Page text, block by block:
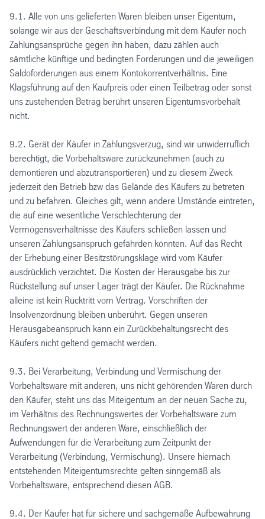
9.1. Alle von uns gelieferten Waren bleiben unser Eigentum,
solange wir aus der Geschäftsverbindung mit dem Käufer noch
Zahlungsansprüche gegen ihn haben, dazu zählen auch
sämtliche künftige und bedingten Forderungen und die jeweiligen
Saldoforderungen aus einem Kontokorrentverhältnis. Eine
Klagsführung auf den Kaufpreis oder einen Teilbetrag oder sonst
uns zustehenden Betrag berührt unseren Eigentumsvorbehalt
nicht.
9.2. Gerät der Käufer in Zahlungsverzug, sind wir unwiderruflich
berechtigt, die Vorbehaltsware zurückzunehmen (auch zu
demontieren und abzutransportieren) und zu diesem Zweck
jederzeit den Betrieb bzw das Gelände des Käufers zu betreten
und zu befahren. Gleiches gilt, wenn andere Umstände eintreten,
die auf eine wesentliche Verschlechterung der
Vermögensverhältnisse des Käufers schließen lassen und
unseren Zahlungsanspruch gefährden könnten. Auf das Recht
der Erhebung einer Besitzstörungsklage wird vom Käufer
ausdrücklich verzichtet. Die Kosten der Herausgabe bis zur
Rückstellung auf unser Lager trägt der Käufer. Die Rücknahme
alleine ist kein Rücktritt vom Vertrag. Vorschriften der
Insolvenzordnung bleiben unberührt. Gegen unseren
Herausgabeanspruch kann ein Zurückbehaltungsrecht des
Käufers nicht geltend gemacht werden.
9.3. Bei Verarbeitung, Verbindung und Vermischung der
Vorbehaltsware mit anderen, uns nicht gehörenden Waren durch
den Käufer, steht uns das Miteigentum an der neuen Sache zu,
im Verhältnis des Rechnungswertes der Vorbehaltsware zum
Rechnungswert der anderen Ware, einschließlich der
Aufwendungen für die Verarbeitung zum Zeitpunkt der
Verarbeitung (Verbindung, Vermischung). Unsere hiernach
entstehenden Miteigentumsrechte gelten sinngemäß als
Vorbehaltsware, entsprechend diesen AGB.
9.4. Der Käufer hat für sichere und sachgemäße Aufbewahrung